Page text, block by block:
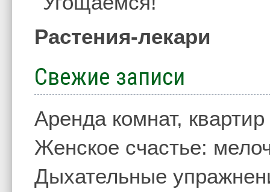
Растения-лекари
Свежие записи
Аренда комнат,
Женское счастье:
Дыхательные